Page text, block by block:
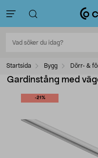
Startsida Bygg Dörr- &
Gardinstång med
-21%